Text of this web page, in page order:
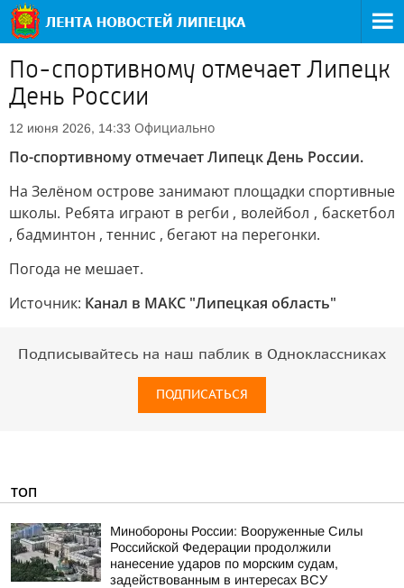
По-спортивному отмечает Липецк
День России
12 июня 2026, 14:33 Официально
По-спортивному отмечает Липецк День России.
На Зелёном острове занимают площадки спортивные
школы. Ребята играют в регби , волейбол , баскетбол
, бадминтон , теннис , бегают на перегонки.
Погода не мешает.
Источник: Канал в МАКС "Липецкая область"
Подписывайтесь на наш паблик в Одноклассниках
ПОДПИСАТЬСЯ
ТОП
Минобороны России: Вооруженные Силы
Российской Федерации продолжили
нанесение ударов по морским судам,
задействованным в интересах ВСУ